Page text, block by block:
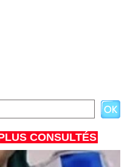
CONSULTÉS